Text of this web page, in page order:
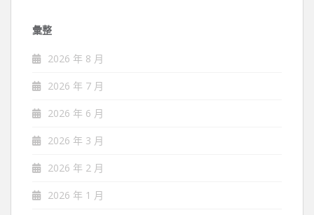
彙整
2026 年 8 月
2026 年 7 月
2026 年 6 月
2026 年 3 月
2026 年 2 月
2026 年 1 月